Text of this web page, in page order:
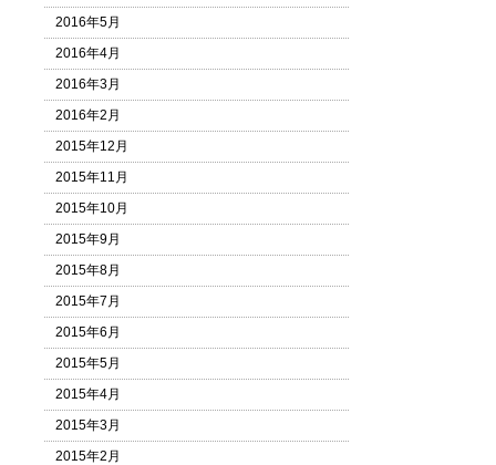
2016年5月
2016年4月
2016年3月
2016年2月
2015年12月
2015年11月
2015年10月
2015年9月
2015年8月
2015年7月
2015年6月
2015年5月
2015年4月
2015年3月
2015年2月